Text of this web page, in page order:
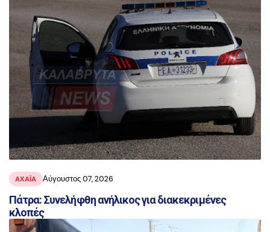
ΑΧΑΪ́Α Αύγουστος 07, 2026
Πάτρα: Συνελήφθη ανήλικος για διακεκριμένες
κλοπές